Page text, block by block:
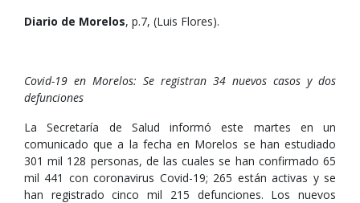
Diario de Morelos, p.7, (Luis Flores).
Covid-19 en Morelos: Se registran 34 nuevos casos y dos
defunciones
La Secretaría de Salud informó este martes en un
comunicado que a la fecha en Morelos se han estudiado
301 mil 128 personas, de las cuales se han confirmado 65
mil 441 con coronavirus Covid-19; 265 están activas y se
han registrado cinco mil 215 defunciones. Los nuevos